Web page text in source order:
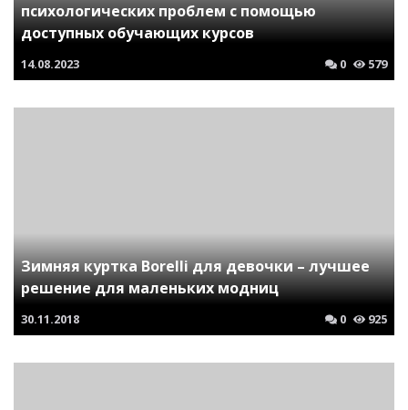
психологических проблем с помощью
доступных обучающих курсов
14.08.2023 0 579
Зимняя куртка Borelli для девочки – лучшее
решение для маленьких модниц
30.11.2018 0 925